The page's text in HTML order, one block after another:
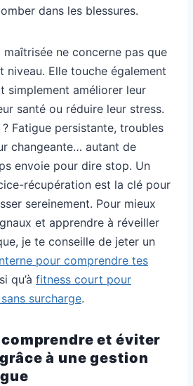
dans les blessures.
maîtrisée ne concerne pas que
niveau. Elle touche également
simplement améliorer leur
santé ou réduire leur stress.
? Fatigue persistante, troubles
changeante… autant de
envoie pour dire stop. Un
récupération est la clé pour
sereinement. Pour mieux
et apprendre à réveiller
je te conseille de jeter un
pour comprendre tes
qu’à fitness court pour
surcharge.
et éviter
à une gestion